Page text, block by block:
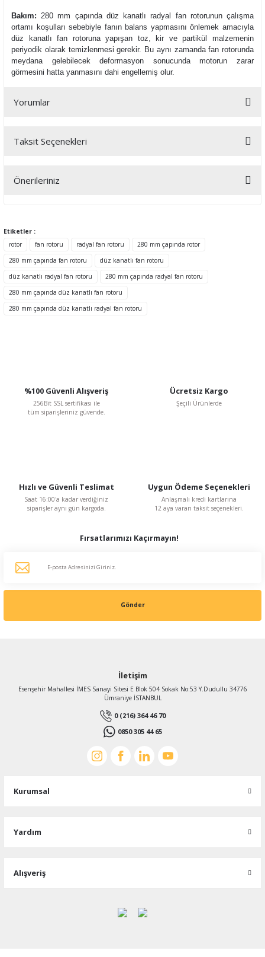
Bakım: 280 mm çapında düz kanatlı radyal fan rotorunun çalışma
ortamı koşulları sebebiyle fanın balans yapmasını önlemek amacıyla
düz kanatlı fan rotoruna yapışan toz, kir ve partikül malzemenin
periyodik olarak temizlenmesi gerekir. Bu aynı zamanda fan rotorunda
meydana gelebilecek deformasyon sonucunda motorun zarar
görmesini hatta yanmasını dahi engellemiş olur.
Yorumlar
Bu ürüne ilk yorumu siz yapın!
Taksit Seçenekleri
Önerileriniz
tarafımıza iletebilirsiniz.
Görüş ve önerileriniz için teşekkür ederiz.
Ürün açıklamasında eksik bilgiler bulunuyor.
Ürün bilgilerinde hatalar bulunuyor.
Etiketler :
rotor
fan rotoru radyal fan rotoru
280 mm çapında rotor
280 mm çapında fan rotoru
düz kanatlı fan rotoru
düz kanatlı radyal fan rotoru
280 mm çapında radyal fan rotoru
280 mm çapında düz kanatlı fan rotoru
280 mm çapında düz kanatlı radyal fan rotoru
%100 Güvenli Alışveriş
256Bit SSL sertifikası ile
tüm siparişleriniz güvende.
Ücretsiz Kargo
Şeçili Ürünlerde
Hızlı ve Güvenli Teslimat
Saat 16:00'a kadar verdiğiniz
siparişler aynı gün kargoda.
Uygun Ödeme Seçenekleri
Anlaşmalı kredi kartlarına
12 aya varan taksit seçenekleri.
Fırsatlarımızı Kaçırmayın!
Gönder
İletişim
Esenşehir Mahallesi İMES Sanayi Sitesi E Blok 504 Sokak No:53 Y.Dudullu 34776
Ümraniye İSTANBUL
0 (216) 364 46 70
0850 305 44 65
Kurumsal
Yardım
Alışveriş